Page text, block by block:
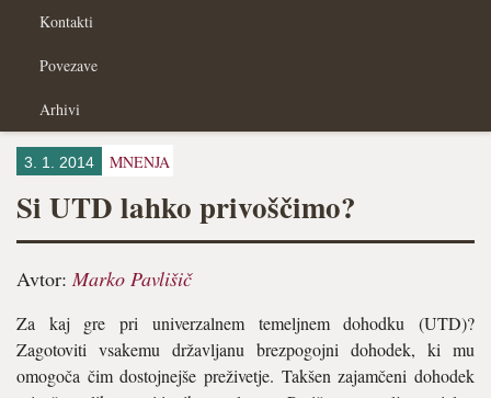
Kontakti
Povezave
Arhivi
3. 1. 2014 MNENJA
Si UTD lahko privoščimo?
Avtor:Marko Pavlišič
Za kaj gre pri univerzalnem temeljnem dohodku (UTD)?
Zagotoviti vsakemu državljanu brezpogojni dohodek, ki mu
omogoča čim dostojnejše preživetje. Takšen zajamčeni dohodek